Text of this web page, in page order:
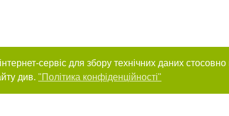
сервіс для збору технічних даних
див. "Політика конфіденційності"